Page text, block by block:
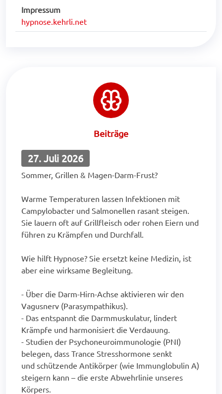
Impressum
hypnose.kehrli.net
Beiträge
27. Juli 2026
Sommer, Grillen & Magen-Darm-Frust?
Warme Temperaturen lassen Infektionen mit
Campylobacter und Salmonellen rasant steigen.
Sie lauern oft auf Grillfleisch oder rohen Eiern und
führen zu Krämpfen und Durchfall.
Wie hilft Hypnose? Sie ersetzt keine Medizin, ist
aber eine wirksame Begleitung.
- Über die Darm-Hirn-Achse aktivieren wir den
Vagusnerv (Parasympathikus).
- Das entspannt die Darmmuskulatur, lindert
Krämpfe und harmonisiert die Verdauung.
- Studien der Psychoneuroimmunologie (PNI)
belegen, dass Trance Stresshormone senkt
und schützende Antikörper (wie Immunglobulin A)
steigern kann – die erste Abwehrlinie unseres
Körpers.